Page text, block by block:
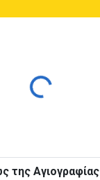
Φόρτωση...
της Αγιογραφίας